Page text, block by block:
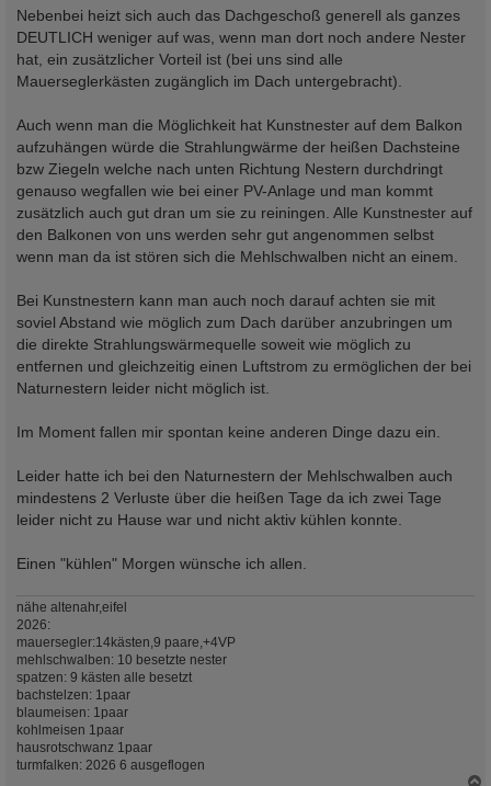
Nebenbei heizt sich auch das Dachgeschoß generell als ganzes
DEUTLICH weniger auf was, wenn man dort noch andere Nester
hat, ein zusätzlicher Vorteil ist (bei uns sind alle
Mauerseglerkästen zugänglich im Dach untergebracht).
Auch wenn man die Möglichkeit hat Kunstnester auf dem Balkon
aufzuhängen würde die Strahlungwärme der heißen Dachsteine
bzw Ziegeln welche nach unten Richtung Nestern durchdringt
genauso wegfallen wie bei einer PV-Anlage und man kommt
zusätzlich auch gut dran um sie zu reiningen. Alle Kunstnester auf
den Balkonen von uns werden sehr gut angenommen selbst
wenn man da ist stören sich die Mehlschwalben nicht an einem.
Bei Kunstnestern kann man auch noch darauf achten sie mit
soviel Abstand wie möglich zum Dach darüber anzubringen um
die direkte Strahlungswärmequelle soweit wie möglich zu
entfernen und gleichzeitig einen Luftstrom zu ermöglichen der bei
Naturnestern leider nicht möglich ist.
Im Moment fallen mir spontan keine anderen Dinge dazu ein.
Leider hatte ich bei den Naturnestern der Mehlschwalben auch
mindestens 2 Verluste über die heißen Tage da ich zwei Tage
leider nicht zu Hause war und nicht aktiv kühlen konnte.
Einen "kühlen" Morgen wünsche ich allen.
nähe altenahr,eifel
2026:
mauersegler:14kästen,9 paare,+4VP
mehlschwalben: 10 besetzte nester
spatzen: 9 kästen alle besetzt
bachstelzen: 1paar
blaumeisen: 1paar
kohlmeisen 1paar
hausrotschwanz 1paar
turmfalken: 2026 6 ausgeflogen